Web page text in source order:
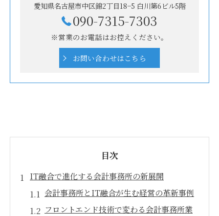
愛知県名古屋市中区錦2丁目18−5 白川第6ビル5階
090-7315-7303
※営業のお電話はお控えください。
お問い合わせはこちら
目次
IT融合で進化する会計事務所の新展開
会計事務所とIT融合が生む経営の革新事例
フロントエンド技術で変わる会計事務所業